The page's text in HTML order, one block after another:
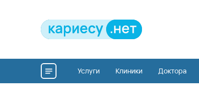
Услуги Клиники Доктора